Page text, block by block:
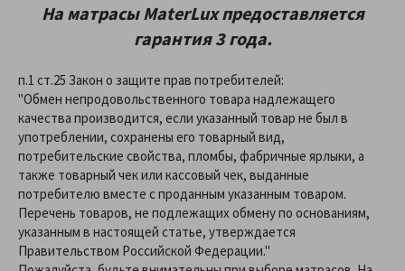
На матрасы MaterLuxпредоставляетcя
гарантия 3 года.
п.1 ст.25 Закон о защите прав потребителей:
"Обмен непродовольственного товара надлежащего
качества производится, если указанный товар не был в
употреблении, сохранены его товарный вид,
потребительские свойства, пломбы, фабричные ярлыки, а
также товарный чек или кассовый чек, выданные
потребителю вместе с проданным указанным товаром.
Перечень товаров, не подлежащих обмену по основаниям,
указанным в настоящей статье, утверждается
Правительством Российской Федерации."